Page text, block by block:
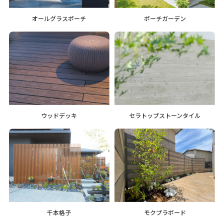
オールグラスポーチ ポーチガーデン
ウッドデッキ セラトップストーンタイル
千本格子 モクプラボード